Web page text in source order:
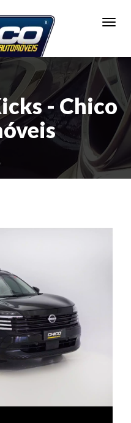
- Chico